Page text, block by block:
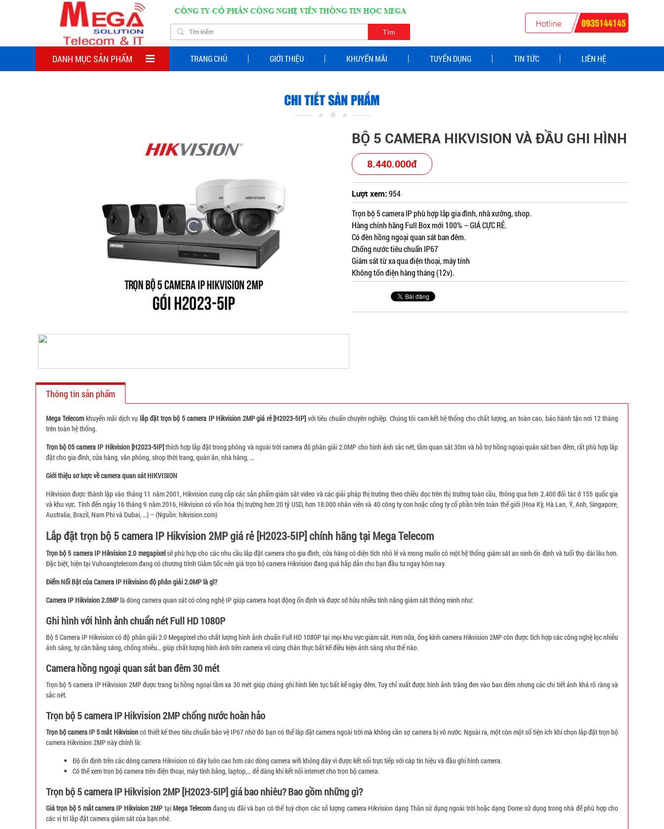
0935144145
DANH MỤC SẢN PHẨM TRANG CHỦ GIỚI THIỆU KHUYẾN MÃI TUYỂN DỤNG TIN TỨC LIÊN HỆ
CHI TIẾT SẢN PHẨM
BỘ 5 CAMERA HIKVISION VÀ ĐẦU GHI HÌNH
8.440.000đ
Lượt xem:954
Trọn bộ 5 camera IP phù hợp lắp gia đình, nhà xưởng, shop.
Hàng chính hãng Full Box mới 100% – GIÁ CỰC RẺ.
Có đèn hồng ngoại quan sát ban đêm.
Chống nước tiêu chuẩn IP67
Giám sát từ xa qua điện thoại, máy tính
Không tốn điện hàng tháng (12v).
Thông tin sản phẩm
Mega Telecomkhuyến mãi dịch vụ lắp đặt trọn bộ 5 camera IP Hikvision 2MP giá rẻ [H2023-5IP] với tiêu chuẩn chuyên nghiệp. Chúng tôi cam kết hệ thống cho chất lượng, an toàn cao, bảo hành tận nơi 12 tháng
trên toàn hệ thống.
Trọn bộ 05 camera IP Hikvision [H2023-5IP]thích hợp lắp đặt trong phòng và ngoài trời camera độ phân giải 2.0MP cho hình ảnh sắc nét, tầm quan sát 30m và hỗ trợ hồng ngoại quán sát ban đêm, rất phù hợp lắp
đặt cho gia đình, cửa hàng, văn phòng, shop thời trang, quán ăn, nhà hàng, …
Giới thiệu sơ lược về camera quan sát HIKVISION
Hikvision được thành lập vào tháng 11 năm 2001, Hikvision cung cấp các sản phẩm giám sát video và các giải pháp thị trường theo chiều dọc trên thị trường toàn cầu, thông qua hơn 2.400 đối tác ở 155 quốc gia
và khu vực. Tính đến ngày 16 tháng 9 năm 2016, Hikvision có vốn hóa thị trường hơn 20 tỷ USD, hơn 18.000 nhân viên và 40 công ty con hoặc công ty cổ phần trên toàn thế giới (Hoa Kỳ, Hà Lan, Ý, Anh, Singapore,
Australia, Brazil, Nam Phi và Dubai, …) – (Nguồn: hikvision.com)
Lắp đặt trọn bộ 5 camera IP Hikvision 2MP giá rẻ [H2023-5IP] chính hãng tại Mega Telecom
Trọn bộ 5 camera IP Hikvision 2.0 megapixelsẽ phù hợp cho các nhu cầu lắp đặt camera cho gia đình, cửa hàng có diện tích nhỏ lẻ và mong muốn có một hệ thống giám sát an ninh ổn định và tuổi thọ dài lâu hơn.
Đặc biệt, hiện tại Vuhoangtelecom đang có chương trình Giảm Sốc nên giá trọn bộ camera Hikvision đang quá hấp dẫn cho bạn đầu tư ngay hôm nay.
Điểm Nổi Bật của Camera IP Hikvision độ phân giải 2.0MP là gì?
Camera IP Hikvision 2.0MPlà dòng camera quan sát có công nghệ IP giúp camera hoạt động ổn định và được sở hữu nhiều tính năng giám sát thông minh như:
Ghi hình với hình ảnh chuẩn nét Full HD 1080P
Bộ 5 Camera IP Hikvision có độ phân giải 2.0 Megapixel cho chất lượng hình ảnh chuẩn Full HD 1080P tại mọi khu vực giám sát. Hơn nữa, ống kính camera Hikvision 2MP còn được tích hợp các công nghệ lọc nhiễu
ánh sáng, tự cân bằng sáng, chống nhiễu… giúp chất lượng hình ảnh trên camera vô cùng chân thực bất kể điều kiện ánh sáng như thế nào.
Camera hồng ngoại quan sát ban đêm 30 mét
Trọn bộ 5 camera IP Hikvision 2MP được trang bị hồng ngoại tầm xa 30 mét giúp chúng ghi hình liên tục bất kể ngày đêm. Tuy chỉ xuất được hình ảnh trắng đen vào ban đêm nhưng các chi tiết ảnh khá rõ ràng và
sắc nét.
Trọn bộ 5 camera IP Hikvision 2MP chống nước hoàn hảo
Trọn bộ camera IP 5 mắt Hikvisioncó thiết kế theo tiêu chuẩn bảo vệ IP67 nhờ đó bạn có thể lắp đặt camera ngoài trời mà không cần sợ camera bị vô nước. Ngoài ra, một còn một số tiện ích khi chọn lắp đặt trọn bộ
camera Hikvision 2MP này chính là:
Độ ổn định trên các dòng camera Hikvision có dây luôn cao hơn các dòng camera wifi không dây vì được kết nối trực tiếp với cáp tín hiệu và đầu ghi hình camera.
Có thể xem trọn bộ camera trên điện thoại, máy tính bảng, laptop,… dễ dàng khi kết nối internet cho trọn bộ camera.
Trọn bộ 5 camera IP Hikvision 2MP [H2023-5IP] giá bao nhiêu? Bao gồm những gì?
Giá trọn bộ 5 mắt camera IP Hikvision 2MP tại Mega Telecomđang ưu đãi và bạn có thể tuỳ chọn các số lượng camera Hikvision dạng Thân sử dụng ngoài trời hoặc dạng Dome sử dụng trong nhà để phù hợp cho
các vị trí lắp đặt camera giám sát của bạn nhé.